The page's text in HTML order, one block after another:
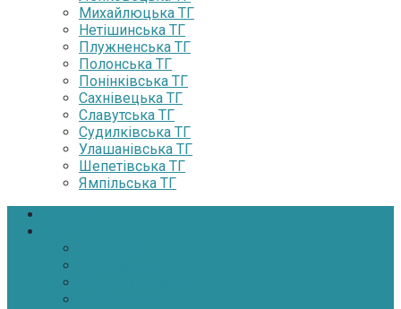
Михайлюцька ТГ
Нетішинська ТГ
Плужненська ТГ
Полонська ТГ
Понінківська ТГ
Сахнівецька ТГ
Славутська ТГ
Судилківська ТГ
Улашанівська ТГ
Шепетівська ТГ
Ямпільська ТГ